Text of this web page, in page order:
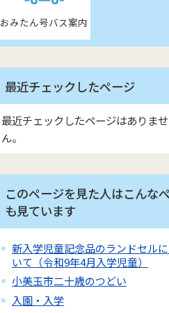
おみたん号バス案内
最近チェックしたページ
最近チェックしたページはありませ
ん。
このページを見た人はこんな
も見ています
新入学児童記念品のランドセル
いて（令和9年4月入学児童）
小美玉市二十歳のつどい
入園・入学